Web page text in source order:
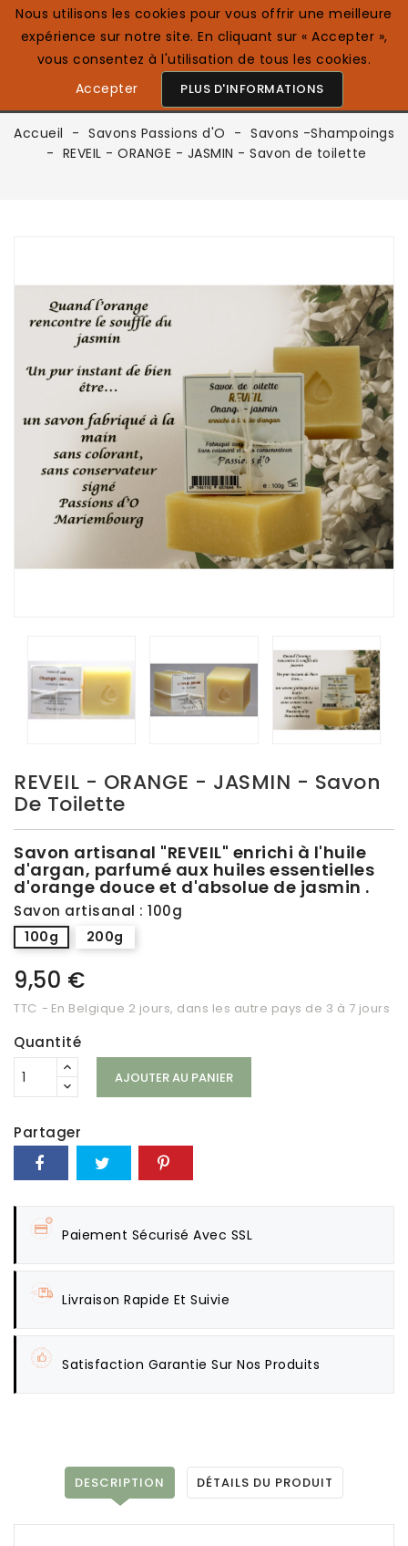
Nous utilisons les cookies pour vous offrir une meilleure
expérience sur notre site. En cliquant sur « Accepter »,
vous consentez à l'utilisation de tous les cookies.
Accepter
PLUS D'INFORMATIONS
Français  0
Accueil Savons Passions d'O
Savons -Shampoings
REVEIL - ORANGE - JASMIN - Savon de toilette
REVEIL - ORANGE - JASMIN - Savon
De Toilette
Savon artisanal "REVEIL" enrichi à l'huile
d'argan, parfumé aux huiles essentielles
d'orange douce et d'absolue de jasmin .
Savon artisanal : 100g
100g 200g
9,50 €
TTC En Belgique 2 jours, dans les autre pays de 3 à 7 jours
Quantité
AJOUTER AU PANIER
Partager
Paiement Sécurisé Avec SSL
Livraison Rapide Et Suivie
Satisfaction Garantie Sur Nos Produits
DESCRIPTION DÉTAILS DU PRODUIT